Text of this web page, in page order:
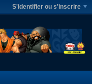
S'identifier ou s'inscrire